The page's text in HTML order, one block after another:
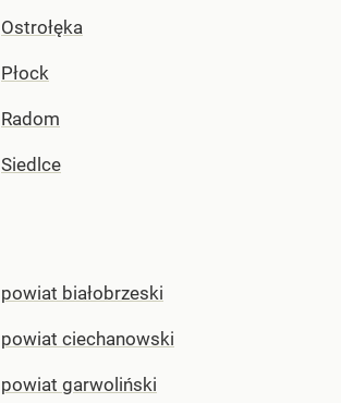
Ostrołęka
Płock
Radom
Siedlce
powiat białobrzeski
powiat ciechanowski
powiat garwoliński